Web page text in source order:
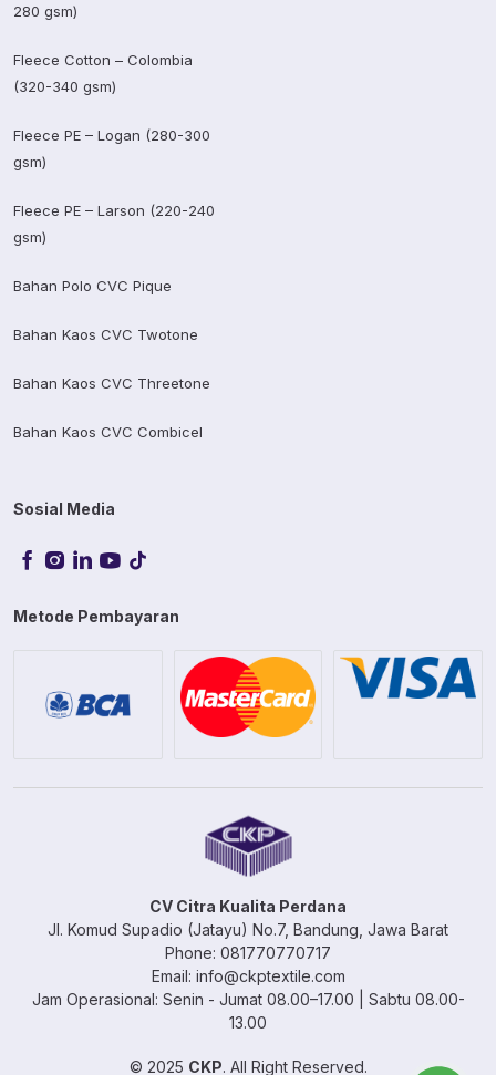
280 gsm)
Fleece Cotton – Colombia
(320-340 gsm)
Fleece PE – Logan (280-300
gsm)
Fleece PE – Larson (220-240
gsm)
Bahan Polo CVC Pique
Bahan Kaos CVC Twotone
Bahan Kaos CVC Threetone
Bahan Kaos CVC Combicel
Sosial Media
Metode Pembayaran
CV Citra Kualita Perdana
Jl. Komud Supadio (Jatayu) No.7, Bandung, Jawa Barat
Phone: 081770770717
Email: info@ckptextile.com
Jam Operasional: Senin - Jumat 08.00–17.00 | Sabtu 08.00-
13.00
© 2025 CKP. All Right Reserved.